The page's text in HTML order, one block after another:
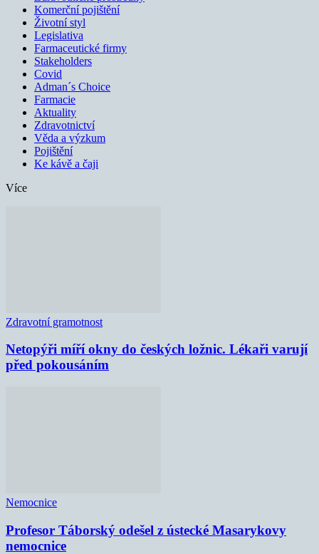
Komerční pojištění
Životní styl
Legislativa
Farmaceutické firmy
Stakeholders
Covid
Adman´s Choice
Farmacie
Aktuality
Zdravotnictví
Věda a výzkum
Pojištění
Ke kávě a čaji
Více
Zdravotní gramotnost
Netopýři míří okny do českých ložnic. Lékaři varují
před pokousáním
Nemocnice
Profesor Táborský odešel z ústecké Masarykovy
nemocnice